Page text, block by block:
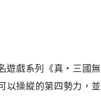
遊戲系列《真・三國無
以操縱的第四勢力，並